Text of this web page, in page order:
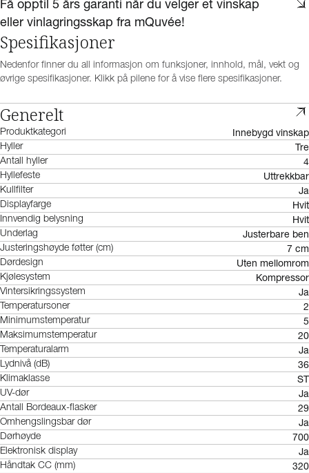
Få opptil 5 års garanti når du velger et vinskap
eller vinlagringsskap fra mQuvée!
Spesifikasjoner
Nedenfor finner du all informasjon om funksjoner, innhold, mål, vekt og
øvrige spesifikasjoner. Klikk på pilene for å vise flere spesifikasjoner.
Generelt
Produktkategori Innebygd vinskap
Hyller Tre
Antall hyller 4
Hyllefeste Uttrekkbar
Kullfilter Ja
Displayfarge Hvit
Innvendig belysning Hvit
Underlag Justerbare ben
Justeringshøyde føtter (cm) 7 cm
Dørdesign Uten mellomrom
Kjølesystem Kompressor
Vintersikringssystem Ja
Temperatursoner 2
Minimumstemperatur 5
Maksimumstemperatur 20
Temperaturalarm Ja
Lydnivå (dB) 36
Klimaklasse ST
UV-dør Ja
Antall Bordeaux-flasker 29
Omhengslingsbar dør Ja
Dørhøyde 700
Elektronisk display Ja
Håndtak CC (mm) 320